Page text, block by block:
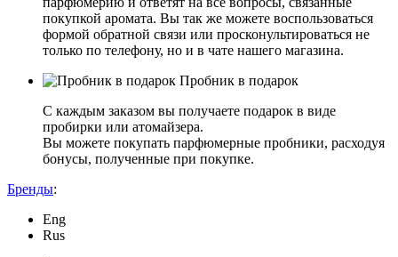
покупкой аромата. Вы так же можете воспользоваться
формой обратной связи или просконультироваться не
только по телефону, но и в чате нашего магазина.
Пробник в подарок
С каждым заказом вы получаете подарок в виде
пробирки или атомайзера.
Вы можете покупать парфюмерные пробники, расходуя
бонусы, полученные при покупке.
Бренды:
Eng
Rus